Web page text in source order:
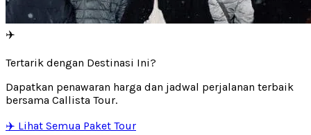
✈️
Tertarik dengan Destinasi Ini?
Dapatkan penawaran harga dan jadwal perjalanan terbaik
bersama Callista Tour.
✈️ Lihat Semua Paket Tour